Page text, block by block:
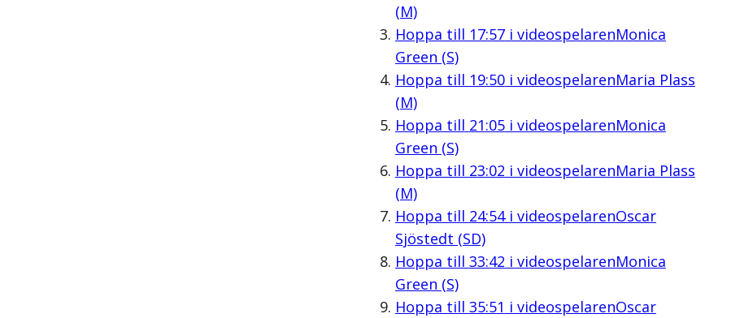
(M)
Hoppa till 17:57i videospelarenMonica
Green (S)
Hoppa till 19:50i videospelarenMaria Plass
(M)
Hoppa till 21:05i videospelarenMonica
Green (S)
Hoppa till 23:02 i videospelarenMaria Plass
(M)
Hoppa till 24:54i videospelarenOscar
Sjöstedt (SD)
Hoppa till 33:42 i videospelarenMonica
Green (S)
Hoppa till 35:51 i videospelarenOscar